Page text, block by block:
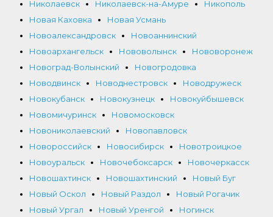
Николаевск
Николаевск-на-Амуре
Никополь
Новая Каховка
Новая Усмань
Новоалександровск
Новоаннинский
Новоархангельск
Нововолынск
Нововоронеж
Новоград-Волынский
Новогродовка
Новодвинск
Новоднестровск
Новодружеск
Новокубанск
Новокузнецк
Новокуйбышевск
Новомичуринск
Новомосковск
Новониколаевский
Новопавловск
Новороссийск
Новосибирск
Новотроицкое
Новоуральск
Новочебоксарск
Новочеркасск
Новошахтинск
Новошахтинский
Новый Буг
Новый Оскол
Новый Раздол
Новый Рогачик
Новый Ургал
Новый Уренгой
Ногинск